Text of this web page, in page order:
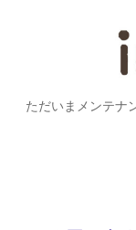
ただいまメンテナ